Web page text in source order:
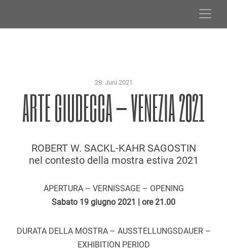
content
28. Juni 2021
ARTE GIUDECCA – VENEZIA 2021
ROBERT W. SACKL-KAHR SAGOSTIN
nel contesto della mostra estiva 2021
APERTURA – VERNISSAGE – OPENING
Sabato 19 giugno 2021 | ore 21.00
DURATA DELLA MOSTRA – AUSSTELLUNGSDAUER –
EXHIBITION PERIOD